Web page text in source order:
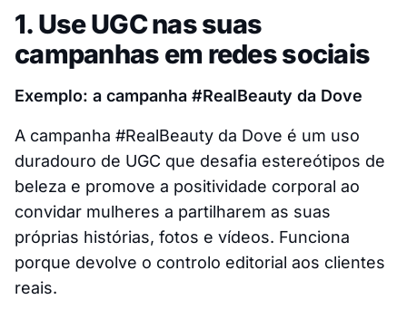
1. Use UGC nas suas
campanhas em redes sociais
Exemplo: a campanha #RealBeauty da Dove
A campanha #RealBeauty da Dove é um uso
duradouro de UGC que desafia estereótipos de
beleza e promove a positividade corporal ao
convidar mulheres a partilharem as suas
próprias histórias, fotos e vídeos. Funciona
porque devolve o controlo editorial aos clientes
reais.